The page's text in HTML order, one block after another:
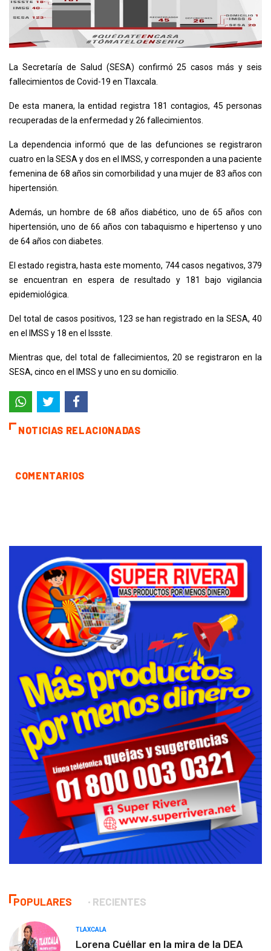
La Secretaría de Salud (SESA) confirmó 25 casos más y seis
fallecimientos de Covid-19 en Tlaxcala.
De esta manera, la entidad registra 181 contagios, 45 personas
recuperadas de la enfermedad y 26 fallecimientos.
La dependencia informó que de las defunciones se registraron
cuatro en la SESA y dos en el IMSS, y corresponden a una paciente
femenina de 68 años sin comorbilidad y una mujer de 83 años con
hipertensión.
Además, un hombre de 68 años diabético, uno de 65 años con
hipertensión, uno de 66 años con tabaquismo e hipertenso y uno
de 64 años con diabetes.
El estado registra, hasta este momento, 744 casos negativos, 379
se encuentran en espera de resultado y 181 bajo vigilancia
epidemiológica.
Del total de casos positivos, 123 se han registrado en la SESA, 40
en el IMSS y 18 en el Issste.
Mientras que, del total de fallecimientos, 20 se registraron en la
SESA, cinco en el IMSS y uno en su domicilio.
NOTICIAS RELACIONADAS
COMENTARIOS
POPULARES RECIENTES
TLAXCALA
Lorena Cuéllar en la mira de la DEA